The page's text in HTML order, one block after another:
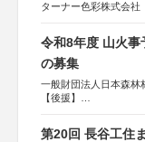
ターナー色彩株式会社
令和8年度 山火事
の募集
一般財団法人日本森林
【後援】
第20回 長谷工住